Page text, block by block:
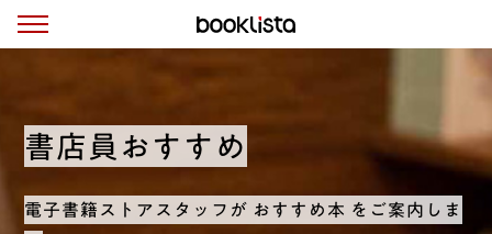
書店員おすすめ
電子書籍ストアスタッフが おすすめ本 をご案内しま